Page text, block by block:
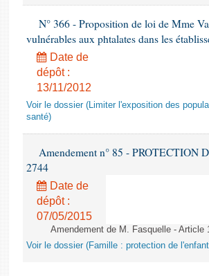
N° 366 - Proposition de loi de Mme
vulnérables aux phtalates dans les
Date de
dépôt :
13/11/2012
Voir le dossier (Limiter l'exposition des
santé)
Amendement n° 85 - PROTECTION
2744
Date de
dépôt :
07/05/2015
Amendement de M. Fasquelle - Article
Voir le dossier (Famille : protection de